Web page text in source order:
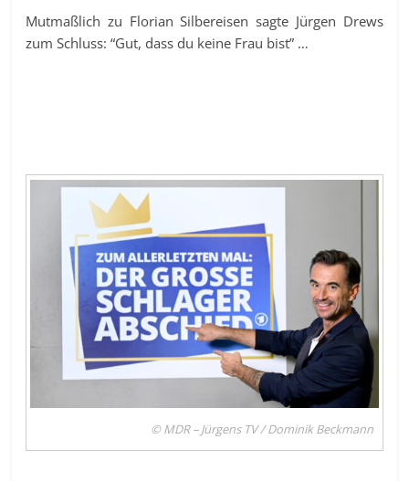
Mutmaßlich zu Florian Silbereisen sagte Jürgen Drews
zum Schluss: “Gut, dass du keine Frau bist” …
© MDR – Jürgens TV / Dominik Beckmann